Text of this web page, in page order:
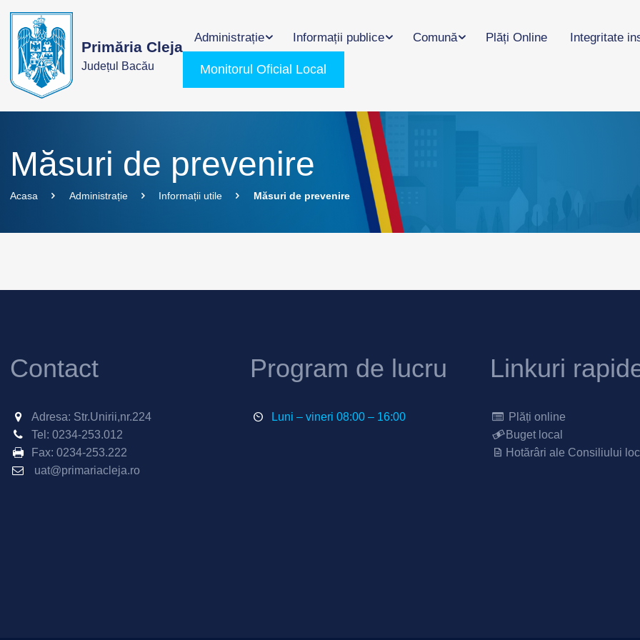
Primăria Cleja
Județul Bacău
Administrație Informații publice Comună Plăți Online Integritate
Monitorul Oficial Local
Măsuri de prevenire
Acasa Administrație Informații utile Măsuri de prevenire
Contact
Adresa: Str.Unirii,nr.224
Tel: 0234-253.012
Fax: 0234-253.222
uat@primariacleja.ro
Program de lucru
Luni – vineri 08:00 – 16:00
Linkuri
Plăți online
Buget local
Hotărâri ale Consiliului